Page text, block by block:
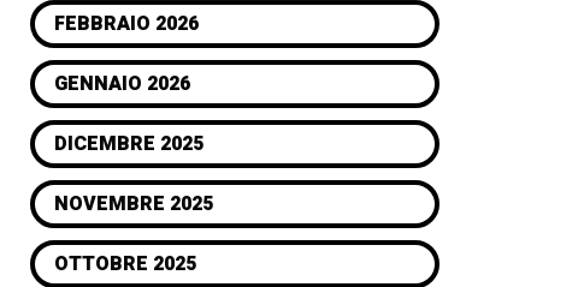
FEBBRAIO 2026
GENNAIO 2026
DICEMBRE 2025
NOVEMBRE 2025
OTTOBRE 2025